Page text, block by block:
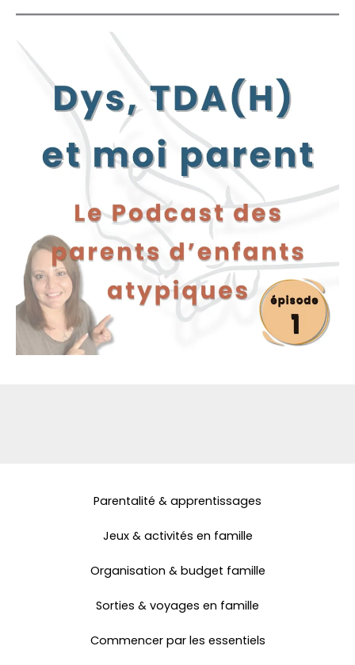
Parentalité & apprentissages
Jeux & activités en famille
Organisation & budget famille
Sorties & voyages en famille
Commencer par les essentiels